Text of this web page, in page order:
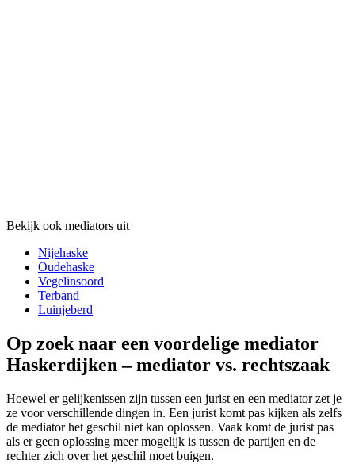
Bekijk ook mediators uit
Nijehaske
Oudehaske
Vegelinsoord
Terband
Luinjeberd
Op zoek naar een voordelige mediator
Haskerdijken – mediator vs. rechtszaak
Hoewel er gelijkenissen zijn tussen een jurist en een mediator zet je
ze voor verschillende dingen in. Een jurist komt pas kijken als zelfs
de mediator het geschil niet kan oplossen. Vaak komt de jurist pas
als er geen oplossing meer mogelijk is tussen de partijen en de
rechter zich over het geschil moet buigen.